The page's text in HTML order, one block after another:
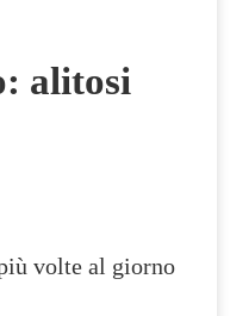
alitosi
volte al giorno